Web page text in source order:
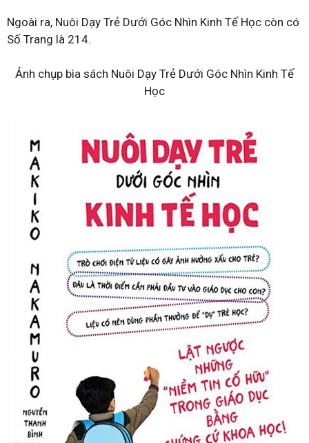
Ngoài ra, Nuôi Dạy Trẻ Dưới Góc Nhìn Kinh Tế Học còn có
Số Trang là 214.
Ảnh chụp bìa sách Nuôi Dạy Trẻ Dưới Góc Nhìn Kinh Tế
Học